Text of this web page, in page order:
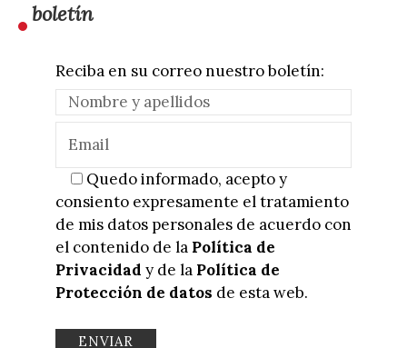
boletín
Reciba en su correo nuestro boletín:
Quedo informado, acepto y
consiento expresamente el tratamiento
de mis datos personales de acuerdo con
el contenido de la Política de
Privacidad y de la Política de
Protección de datos de esta web.